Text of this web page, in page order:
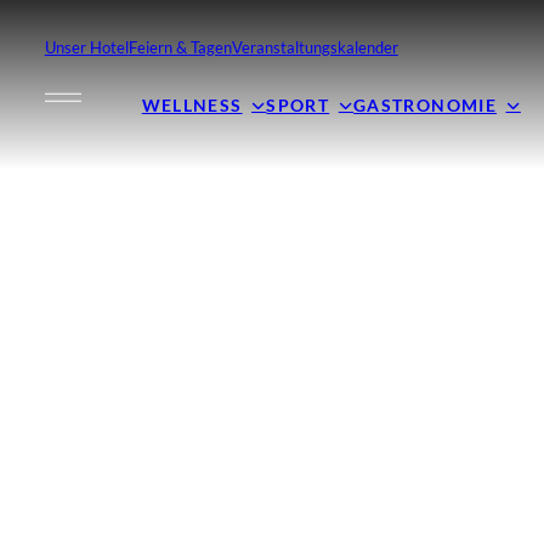
Unser HotelFeiern & TagenVeranstaltungskalender
WELLNESS SPORT GASTRONOMIE